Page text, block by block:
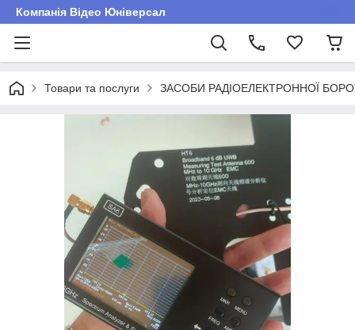
Компанія Відео Юніверсал
Товари та послуги ЗАСОБИ РАДІОЕЛЕКТРОННОЇ